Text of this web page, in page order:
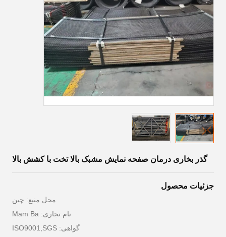
گذر بخاری درمان صفحه نمایش مشبک بالا تخت با کشش بالا
جزئیات محصول
محل منبع: چین
نام تجاری: Mam Ba
گواهی: ISO9001,SGS